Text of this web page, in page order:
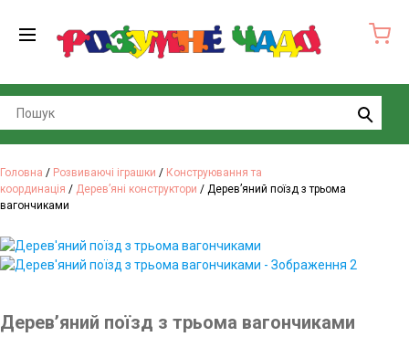
Головна / Розвиваючі іграшки / Конструювання та
координація / Дерев’яні конструктори / Дерев’яний поїзд з трьома
вагончиками
Дерев’яний поїзд з трьома вагончиками